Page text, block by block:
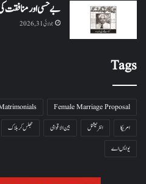
بے حسی اور منافقت کی
جولائی 31, 2026
Tags
Female Marriage Proposal
امریکا
انٹرنیشنل بین الاقوامی جھلس کر ہلاک
یو ایس اے